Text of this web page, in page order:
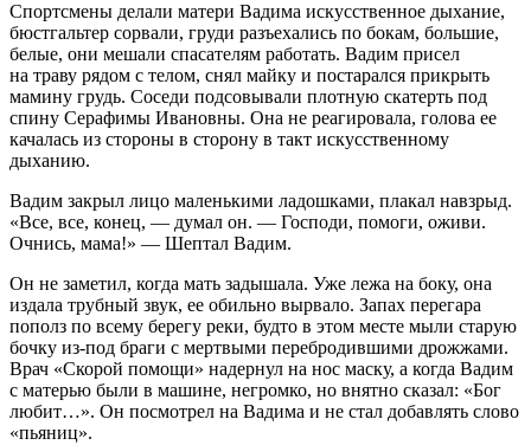
Спортсмены делали матери Вадима искусственное дыхание,
бюстгальтер сорвали, груди разъехались по бокам, большие,
белые, они мешали спасателям работать. Вадим присел
на траву рядом с телом, снял майку и постарался прикрыть
мамину грудь. Соседи подсовывали плотную скатерть под
спину Серафимы Ивановны. Она не реагировала, голова ее
качалась из стороны в сторону в такт искусственному
дыханию.
Вадим закрыл лицо маленькими ладошками, плакал навзрыд.
«Все, все, конец, — думал он. — Господи, помоги, оживи.
Очнись, мама!» — Шептал Вадим.
Он не заметил, когда мать задышала. Уже лежа на боку, она
издала трубный звук, ее обильно вырвало. Запах перегара
пополз по всему берегу реки, будто в этом месте мыли старую
бочку из-под браги с мертвыми перебродившими дрожжами.
Врач «Скорой помощи» надернул на нос маску, а когда Вадим
с матерью были в машине, негромко, но внятно сказал: «Бог
любит…». Он посмотрел на Вадима и не стал добавлять слово
«пьяниц».